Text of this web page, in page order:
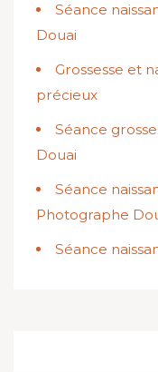
Séance
Douai
Grossesse et
précieux
Séance
Douai
Séance
Photographe
Séance